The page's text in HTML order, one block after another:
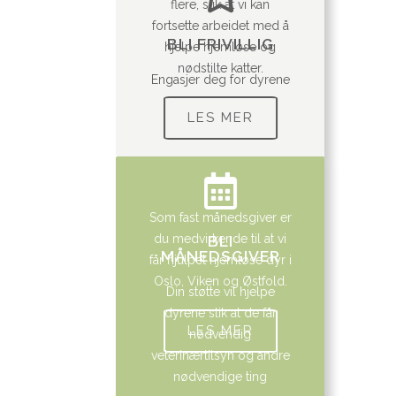
BLI FRIVILLIG
Engasjer deg for dyrene
flere, slik at vi kan
fortsette arbeidet med å
hjelpe hjemløse og
nødstilte katter.
LES MER
BLI
MÅNEDSGIVER
Din støtte vil hjelpe
dyrene slik at de får
nødvendig
veterinærtilsyn og andre
nødvendige ting
Som fast månedsgiver er
du medvirkende til at vi
får hjulpet hjemløse dyr i
Oslo, Viken og Østfold.
LES MER